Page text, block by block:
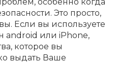
Это просто,
Если вы используете
android или iPhone,
которое вы
выдать Ваше